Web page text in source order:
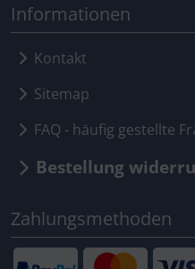
Informationen
Kontakt
Sitemap
FAQ - häufig gestellte
Bestellung
Zahlungsmethoden